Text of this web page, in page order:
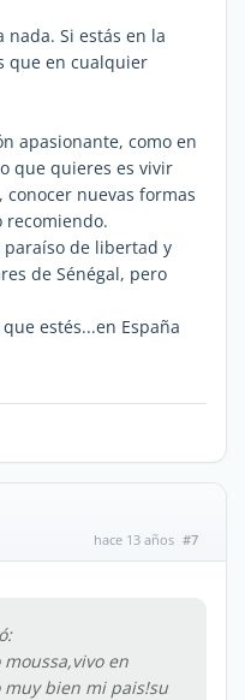
Si estás en la
que en cualquier
apasionante, como en
que quieres es vivir
nuevas formas
recomiendo.
paraíso de libertad y
de Sénégal, pero
estés...en España
hace 13 años #7
en
muy bien mi pais!su